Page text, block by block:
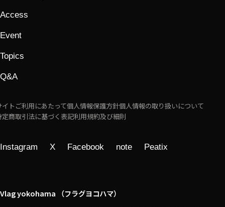
Access
Event
Topics
Q&A
イトご利用にあたって個人情報保護方針個人情報の取り扱いについて
定商取引法に基づく表記利用規約及び細則
Instagram X Facebook note Peatix
Vlag yokohama （フラグヨコハマ）